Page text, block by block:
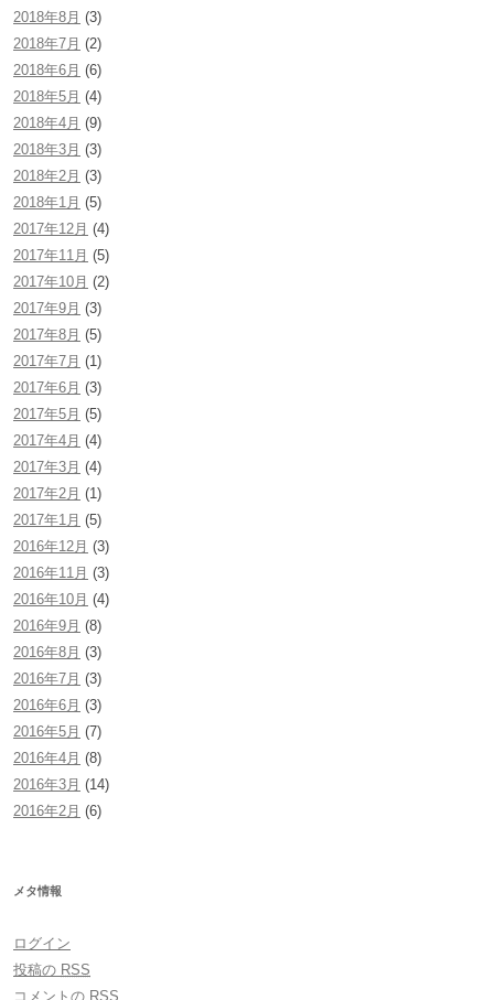
2018年8月 (3)
2018年7月 (2)
2018年6月 (6)
2018年5月 (4)
2018年4月 (9)
2018年3月 (3)
2018年2月 (3)
2018年1月 (5)
2017年12月 (4)
2017年11月 (5)
2017年10月 (2)
2017年9月 (3)
2017年8月 (5)
2017年7月 (1)
2017年6月 (3)
2017年5月 (5)
2017年4月 (4)
2017年3月 (4)
2017年2月 (1)
2017年1月 (5)
2016年12月 (3)
2016年11月 (3)
2016年10月 (4)
2016年9月 (8)
2016年8月 (3)
2016年7月 (3)
2016年6月 (3)
2016年5月 (7)
2016年4月 (8)
2016年3月 (14)
2016年2月 (6)
メタ情報
ログイン
投稿の RSS
コメントの RSS